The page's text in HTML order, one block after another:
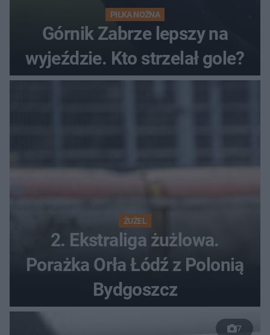
PIŁKA NOŻNA
Górnik Zabrze lepszy na
wyjeździe. Kto strzelał gole?
ŻUŻEL
2. Ekstraliga żużlowa.
Porażka Orła Łódź z Polonią
Bydgoszcz
7